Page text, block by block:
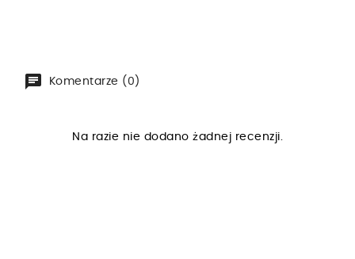
Komentarze (0)
Na razie nie dodano żadnej recenzji.